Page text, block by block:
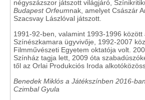
négyszázszor játszott világjáró,
Budapest Orfeumnak, amelyet Császár
Szacsvay Lászlóval játszott.
1991-92-ben, valamint 1993-1996 között
Színészkamara ügyvivője, 1992-2007
Filmművészeti Egyetem oktatója volt.
Színház tagja lett, 2009 óta
től az Orlai Produkciós Iroda
Benedek Miklós a Játékszínben 2016-
Czimbal Gyula